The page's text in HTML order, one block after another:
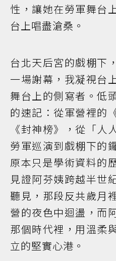
性，讓她在勞軍舞台
台上唱盡滄桑。
台北天后宮的戲棚下
一場謝幕，我凝視台
舞台上的側寫者。低
的速記：從軍營裡的
《封神榜》，從「人
勞軍巡演到戲棚下的
原本只是學術資料的
見證阿芬姨跨越半世
聽見，那段反共歲月
營的夜色中迴盪，而
那個時代裡，用溫柔
立的堅實心港。